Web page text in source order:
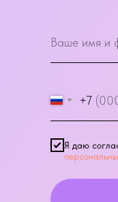
+7
Я даю